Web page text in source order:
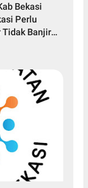
Bekasi
Perlu
Tidak Banjir